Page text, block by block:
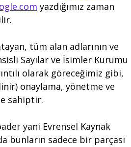
yazdığımız zaman
tüm alan adlarının ve
Sayılar ve İsimler Kurumu
olarak göreceğimiz gibi,
onaylama, yönetme ve
sahiptir.
yani Evrensel Kaynak
bunların sadece bir parçası